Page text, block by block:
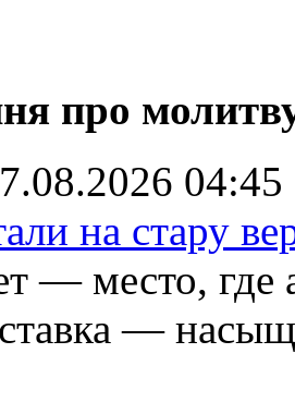
про
04:45
на стару
— место, где
—